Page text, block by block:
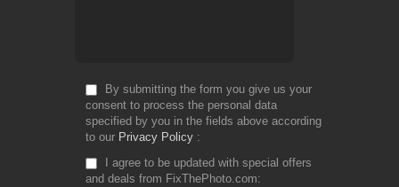
By submitting the form you give us your
consent to process the personal data
specified by you in the fields above according
to our Privacy Policy
I agree to be updated with special offers
and deals from FixThePhoto.com